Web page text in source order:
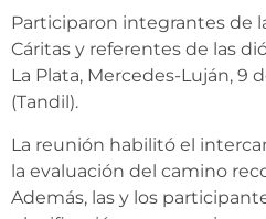
Participaron integrantes de
Cáritas y referentes de las
La Plata, Mercedes-Luján, 9
(Tandil).
La reunión habilitó el
la evaluación del camino
Además, las y los